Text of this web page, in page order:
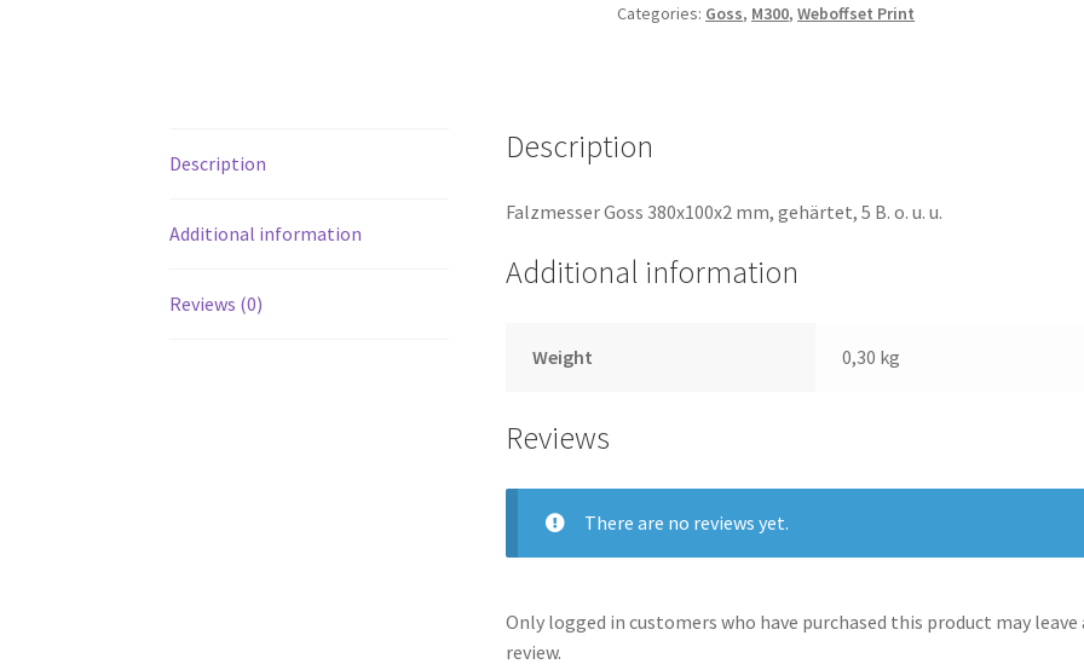
Categories: Goss, M300,Weboffset Print
Description
Additional information
Reviews (0)
Description
Falzmesser Goss 380x100x2 mm, gehärtet, 5 B. o. u. u.
Additional information
Weight 0,30 kg
Reviews
There are no reviews yet.
Only logged in customers who have purchased this product may leave
review.